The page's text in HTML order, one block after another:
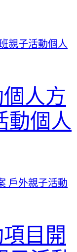
人方
動個人
目開